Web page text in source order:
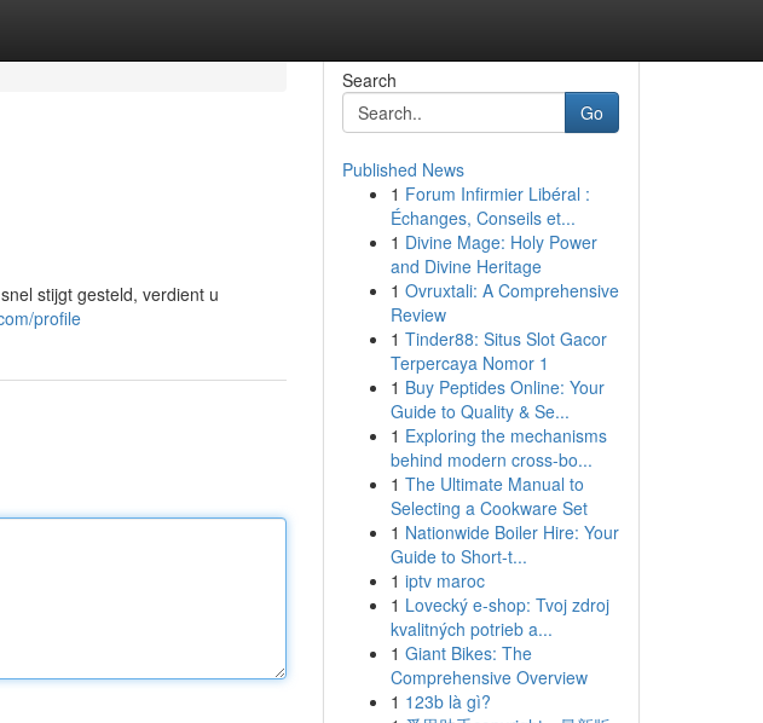
stijgt gesteld, verdient u
profile
Search
Go
Published News
1 Forum Infirmier Libéral :
Échanges, Conseils et...
1 Divine Mage: Holy Power
and Divine Heritage
1 Ovruxtali: A Comprehensive
Review
1 Tinder88: Situs Slot Gacor
Terpercaya Nomor 1
1 Buy Peptides Online: Your
Guide to Quality & Se...
1 Exploring the mechanisms
behind modern cross-bo...
1 The Ultimate Manual to
Selecting a Cookware Set
1 Nationwide Boiler Hire: Your
Guide to Short-t...
1 iptv maroc
1 Lovecký e-shop: Tvoj zdroj
kvalitných potrieb a...
1 Giant Bikes: The
Comprehensive Overview
1 123b là gì?